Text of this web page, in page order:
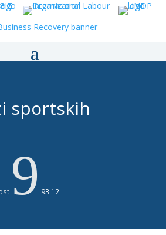
sportskih
9 93.12